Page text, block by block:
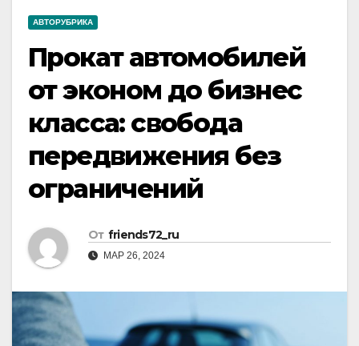
АВТОРУБРИКА
Прокат автомобилей
от эконом до бизнес
класса: свобода
передвижения без
ограничений
От friends72_ru
МАР 26, 2024